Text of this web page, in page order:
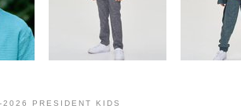
PRESIDENT KIDS